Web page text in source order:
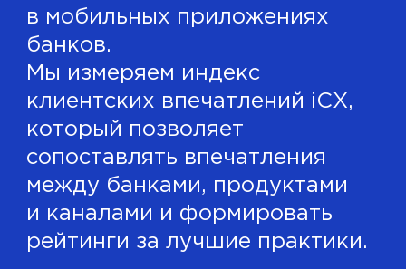
в мобильных приложениях
банков.
Мы измеряем индекс
клиентских впечатлений iCX,
который позволяет
сопоставлять впечатления
между банками, продуктами
и каналами и формировать
рейтинги за лучшие практики.